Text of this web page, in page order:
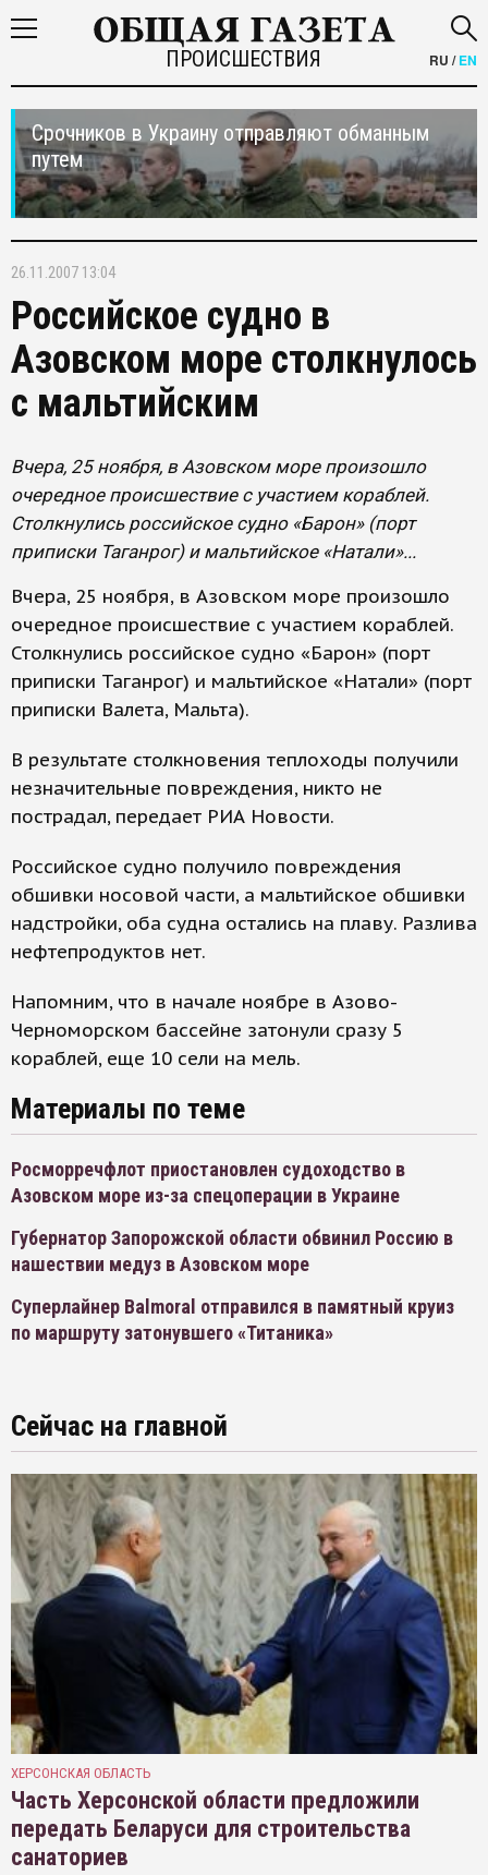
ПРОИСШЕСТВИЯ RU /EN
Срочников в Украину отправляют обманным
путем
26.11.2007 13:04
Российское судно в
Азовском море столкнулось
с мальтийским
Вчера, 25 ноября, в Азовском море произошло
очередное происшествие с участием кораблей.
Столкнулись российское судно «Барон» (порт
приписки Таганрог) и мальтийское «Натали»...
Вчера, 25 ноября, в Азовском море произошло
очередное происшествие с участием кораблей.
Столкнулись российское судно «Барон» (порт
приписки Таганрог) и мальтийское «Натали» (порт
приписки Валета, Мальта).
В результате столкновения теплоходы получили
незначительные повреждения, никто не
пострадал, передает РИА Новости.
Российское судно получило повреждения
обшивки носовой части, а мальтийское обшивки
надстройки, оба судна остались на плаву. Разлива
нефтепродуктов нет.
Напомним, что в начале ноябре в Азово-
Черноморском бассейне затонули сразу 5
кораблей, еще 10 сели на мель.
Материалы по теме
Росморречфлот приостановлен судоходство в
Азовском море из-за спецоперации в Украине
Губернатор Запорожской области обвинил Россию в
нашествии медуз в Азовском море
Суперлайнер Balmoral отправился в памятный круиз
по маршруту затонувшего «Титаника»
Сейчас на главной
ХЕРСОНСКАЯ ОБЛАСТЬ
Часть Херсонской области предложили
передать Беларуси для строительства
санаториев